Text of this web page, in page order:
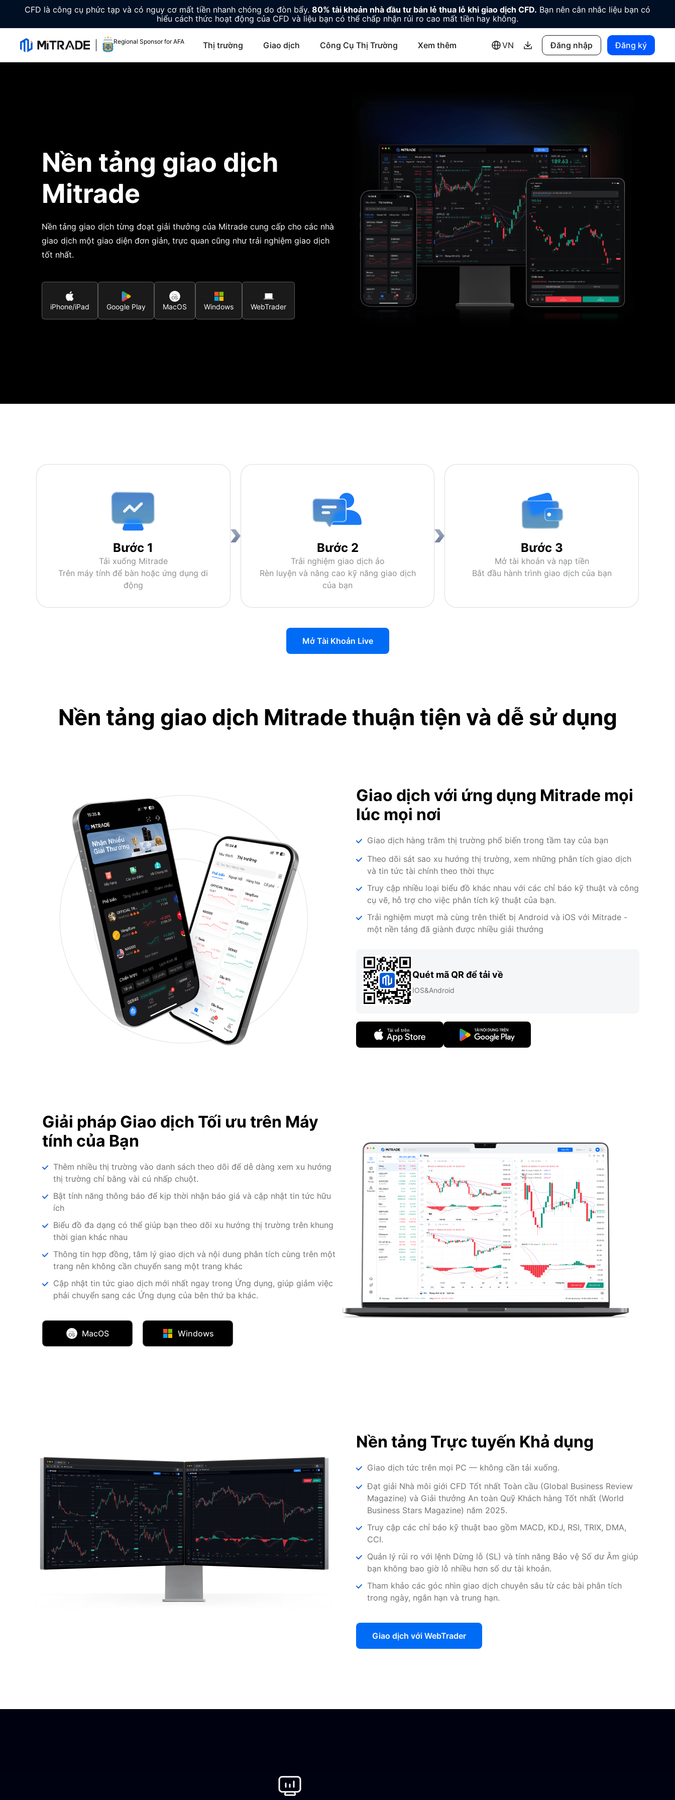
CFD là công cụ phức tạp và có nguy cơ mất tiền nhanh chóng do đòn bẩy. 80% tài khoản nhà đầu tư bán lẻ thua lỗ khi giao dịch CFD. Bạn nên cân nhắc liệu bạn có
hiểu cách thức hoạt động của CFD và liệu bạn có thể chấp nhận rủi ro cao mất tiền hay không.
Regional Sponsor for AFA Thị trường Giao dịch Công Cụ Thị Trường Xem thêm VN Đăng nhập Đăng ký
Nền tảng giao dịch
Mitrade
Nền tảng giao dịch từng đoạt giải thưởng của Mitrade cung cấp cho các nhà
giao dịch một giao diện đơn giản, trực quan cũng như trải nghiệm giao dịch
tốt nhất.
iPhone/iPad Google Play MacOS Windows WebTrader
Bước 1
Tải xuống Mitrade
Trên máy tính để bàn hoặc ứng dụng di
động
Bước 2
Trải nghiệm giao dịch ảo
Rèn luyện và nâng cao kỹ năng giao dịch
của bạn
Bước 3
Mở tài khoản và nạp tiền
Bắt đầu hành trình giao dịch của bạn
Mở Tài Khoản Live
Nền tảng giao dịch Mitrade thuận tiện và dễ sử dụng
Giao dịch với ứng dụng Mitrade mọi
lúc mọi nơi
Giao dịch hàng trăm thị trường phổ biến trong tầm tay của bạn
Theo dõi sát sao xu hướng thị trường, xem những phân tích giao dịch
và tin tức tài chính theo thời thực
Truy cập nhiều loại biểu đồ khác nhau với các chỉ báo kỹ thuật và công
cụ vẽ, hỗ trợ cho việc phân tích kỹ thuật của bạn.
Trải nghiệm mượt mà cùng trên thiết bị Android và iOS với Mitrade -
một nền tảng đã giành được nhiều giải thưởng
Quét mã QR để tải về
IOS&Android
Giải pháp Giao dịch Tối ưu trên Máy
tính của Bạn
Thêm nhiều thị trường vào danh sách theo dõi để dễ dàng xem xu hướng
thị trường chỉ bằng vài cú nhấp chuột.
Bật tính năng thông báo để kịp thời nhận báo giá và cập nhật tin tức hữu
ích
Biểu đồ đa dạng có thể giúp bạn theo dõi xu hướng thị trường trên khung
thời gian khác nhau
Thông tin hợp đồng, tâm lý giao dịch và nội dung phân tích cùng trên một
trang nên không cần chuyển sang một trang khác
Cập nhật tin tức giao dịch mới nhất ngay trong Ứng dụng, giúp giảm việc
phải chuyển sang các Ứng dụng của bên thứ ba khác.
MacOS Windows
Nền tảng Trực tuyến Khả dụng
Giao dịch tức trên mọi PC — không cần tải xuống.
Đạt giải Nhà môi giới CFD Tốt nhất Toàn cầu (Global Business Review
Magazine) và Giải thưởng An toàn Quỹ Khách hàng Tốt nhất (World
Business Stars Magazine) năm 2025.
Truy cập các chỉ báo kỹ thuật bao gồm MACD, KDJ, RSI, TRIX, DMA,
CCI.
Quản lý rủi ro với lệnh Dừng lỗ (SL) và tính năng Bảo vệ Số dư Âm giúp
bạn không bao giờ lỗ nhiều hơn số dư tài khoản.
Tham khảo các góc nhìn giao dịch chuyên sâu từ các bài phân tích
trong ngày, ngắn hạn và trung hạn.
Giao dịch với WebTrader